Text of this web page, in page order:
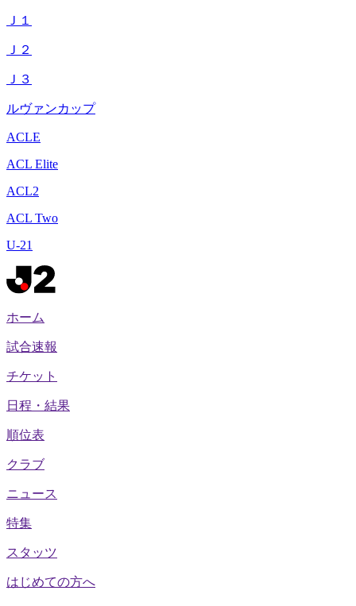
Ｊ１
Ｊ２
Ｊ３
ルヴァンカップ
ACLE
ACL Elite
ACL2
ACL Two
U-21
ホーム
試合速報
チケット
日程・結果
順位表
クラブ
ニュース
特集
スタッツ
はじめての方へ